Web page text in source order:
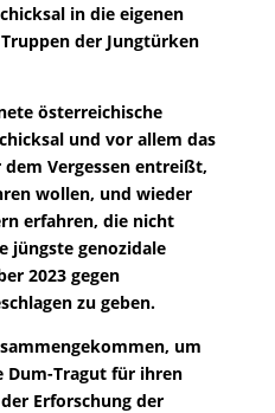
in die eigenen
der Jungtürken
österreichische
und vor allem das
Vergessen entreißt,
wollen, und wieder
erfahren, die nicht
jüngste genozidale
2023 gegen
zu geben.
um
Dum-Tragut für ihren
Erforschung der